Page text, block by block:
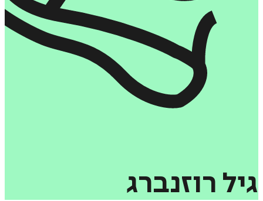
גיל רוזנברג